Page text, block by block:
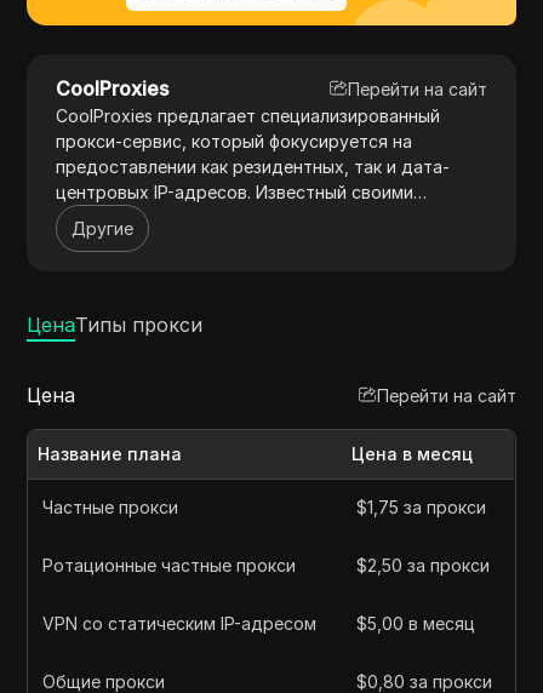
CoolProxies
Перейти на сайт
CoolProxies предлагает специализированный
прокси-сервис, который фокусируется на
предоставлении как резидентных, так и дата-
центровых IP-адресов. Известный своими
высокоскоростными соединениями, надежной
производительностью и обширной глобальной
географических ограничений и оптимизации задач
веб-скрейпинга, предназначенных как для личных,
Другие
ЦенаТипы прокси
Цена Перейти на сайт
Название плана Цена в месяц
Частные прокси $1,75 за прокси
Ротационные частные прокси $2,50 за прокси
VPN со статическим IP-адресом $5,00 в месяц
Общие прокси $0,80 за прокси